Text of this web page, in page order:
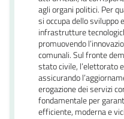
agli organi politici. Per
si occupa dello sviluppo
infrastrutture
promuovendo
comunali. Sul fronte
stato civile, l’elettorato
assicurando
erogazione dei servizi
fondamentale per
efficiente, moderna e